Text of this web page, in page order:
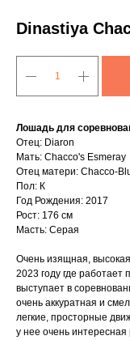
Dinastiya
Лошадь для
Отец: Diaron
Мать: Chacco's Esmeray
Отец матери: Chacco-
Пол: К
Год Рождения: 2017
Рост: 176 см
Масть: Серая
Очень изящная,
2023 году где
выступает в
очень аккуратная и
легкие, просторные
у нее очень